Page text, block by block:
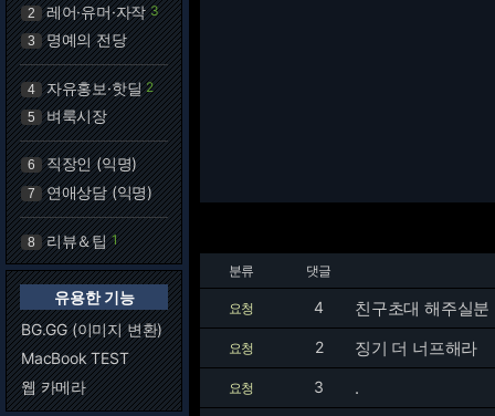
2 레어·유머·자작 3
3 명예의 전당
4 자유홍보·핫딜 2
5 벼룩시장
6 직장인 (익명)
7 연애상담 (익명)
8 리뷰＆팁 1
유용한 기능
BG.GG (이미지 변환)
MacBook TEST
웹 카메라
분류 댓글
요청 4 친구초대 해주실
요청 2 징기 더 너프해라
요청 3 .